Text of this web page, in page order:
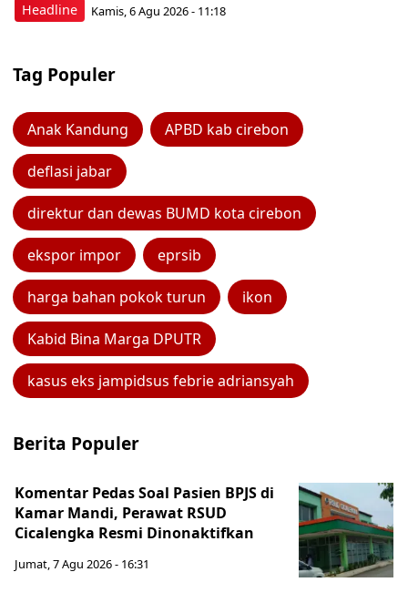
Headline Kamis, 6 Agu 2026 - 11:18
Tag Populer
Anak Kandung APBD kab cirebon
deflasi jabar
direktur dan dewas BUMD kota cirebon
ekspor impor eprsib
harga bahan pokok turun ikon
Kabid Bina Marga DPUTR
kasus eks jampidsus febrie adriansyah
Berita Populer
Komentar Pedas Soal Pasien BPJS di
Kamar Mandi, Perawat RSUD
Cicalengka Resmi Dinonaktifkan
Jumat, 7 Agu 2026 - 16:31